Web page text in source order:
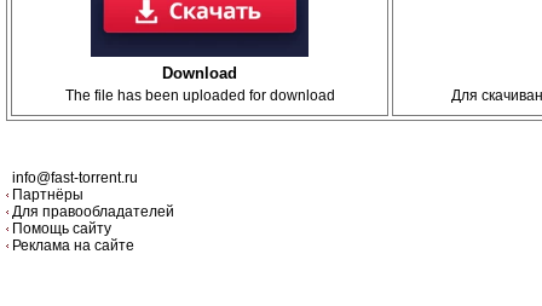
Download
The file has been uploaded for download Для
info@fast-torrent.ru
Партнёры
Для правообладателей
Помощь сайту
Реклама на сайте